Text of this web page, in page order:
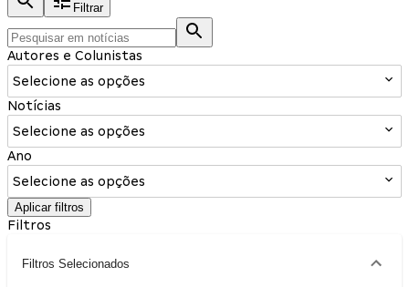
Filtrar
Autores e Colunistas
Selecione as opções
Notícias
Selecione as opções
Ano
Selecione as opções
Aplicar filtros
Filtros
Filtros Selecionados